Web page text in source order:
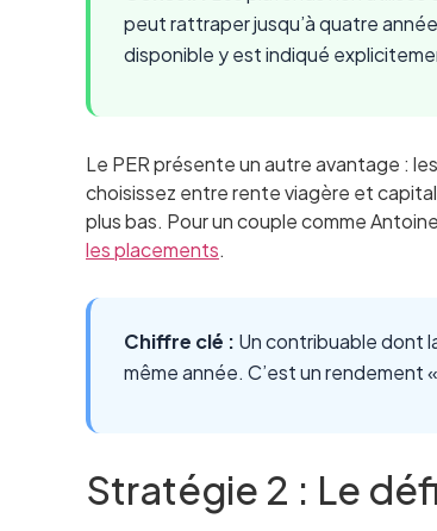
peut rattraper jusqu’à quatre
disponible y est indiqué
Le PER présente un autre avantage :
choisissez entre rente viagère et
plus bas. Pour un couple comme
les placements.
Chiffre clé : Un contribuable dont
même année. C’est un rendement
Stratégie 2 : Le